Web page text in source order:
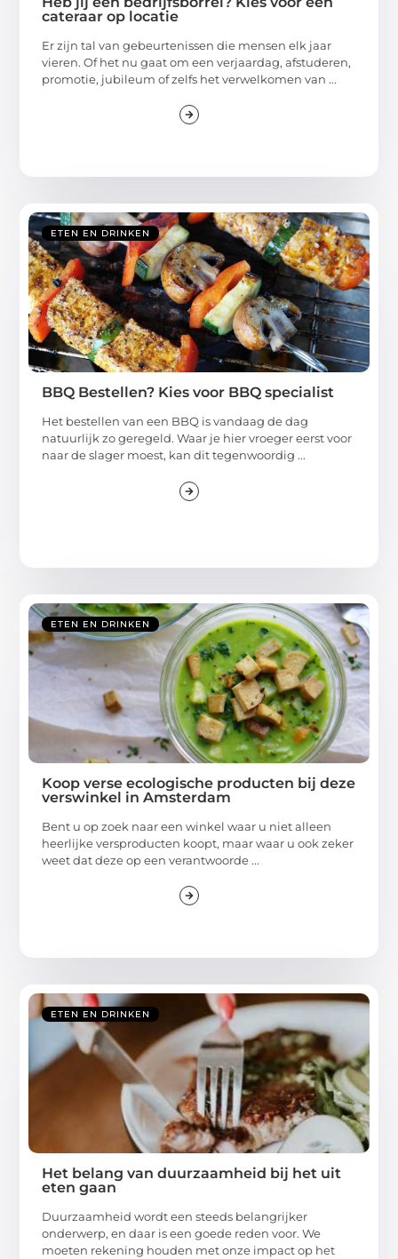
cateraar op locatie
Er zijn tal van gebeurtenissen die mensen elk jaar
vieren. Of het nu gaat om een verjaardag, afstuderen,
promotie, jubileum of zelfs het verwelkomen van ...
ETEN EN DRINKEN
BBQ Bestellen? Kies voor BBQ specialist
Het bestellen van een BBQ is vandaag de dag
natuurlijk zo geregeld. Waar je hier vroeger eerst voor
naar de slager moest, kan dit tegenwoordig ...
ETEN EN DRINKEN
Koop verse ecologische producten bij deze
verswinkel in Amsterdam
Bent u op zoek naar een winkel waar u niet alleen
heerlijke versproducten koopt, maar waar u ook zeker
weet dat deze op een verantwoorde ...
ETEN EN DRINKEN
Het belang van duurzaamheid bij het uit
eten gaan
Duurzaamheid wordt een steeds belangrijker
onderwerp, en daar is een goede reden voor. We
moeten rekening houden met onze impact op het